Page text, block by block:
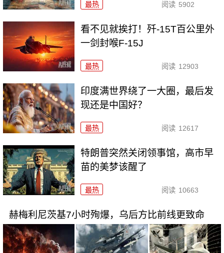
最热 阅读 5902
看不见就挨打！歼-15T百公里外
一剑封喉F-15J
最热 阅读 12903
印度满世界绕了一大圈，最后发
现还是中国好？
最热 阅读 12617
特朗普突然关闭领事馆，高市早
苗的美梦该醒了
最热 阅读 10663
赫梅利尼茨基7小时殉爆，乌后方比前线更致命